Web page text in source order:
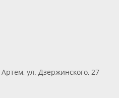
ул. Дзержинского, 27